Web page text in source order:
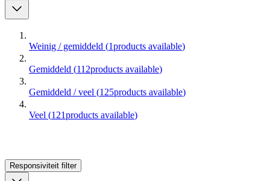
Weinig / gemiddeld (1products available)
Gemiddeld (112products available)
Gemiddeld / veel (125products available)
Veel (121products available)
Responsiviteit filter